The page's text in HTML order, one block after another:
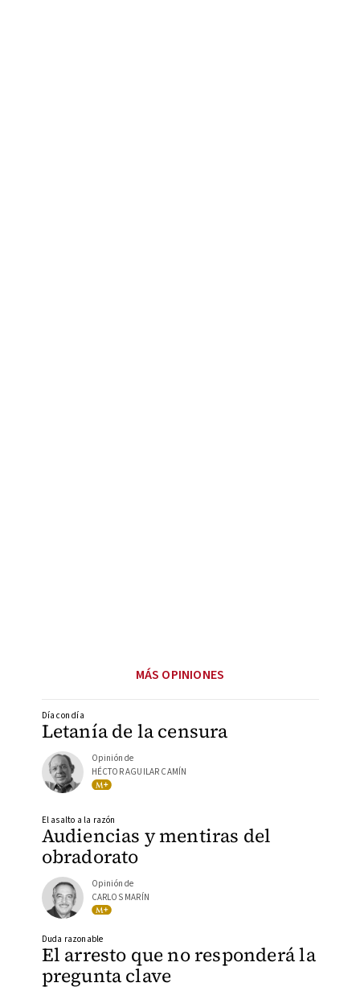
MÁS OPINIONES
Letanía de la censura
Día con día
Opinión de
HÉCTOR AGUILAR CAMÍN
Audiencias y mentiras del
obradorato
El asalto a la razón
Opinión de
CARLOS MARÍN
El arresto que no responderá la
pregunta clave
Duda razonable